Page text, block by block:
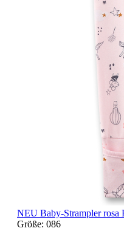
NEU Baby-Strampler rosa
Größe: 086